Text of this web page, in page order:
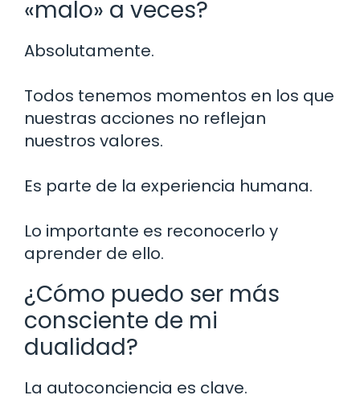
«malo» a veces?
Absolutamente.
Todos tenemos momentos en los que
nuestras acciones no reflejan
nuestros valores.
Es parte de la experiencia humana.
Lo importante es reconocerlo y
aprender de ello.
¿Cómo puedo ser más
consciente de mi
dualidad?
La autoconciencia es clave.